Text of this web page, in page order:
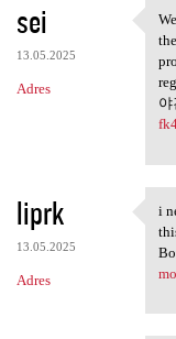
sei
13.05.2025
Adres
liprk
13.05.2025
Adres
i
i